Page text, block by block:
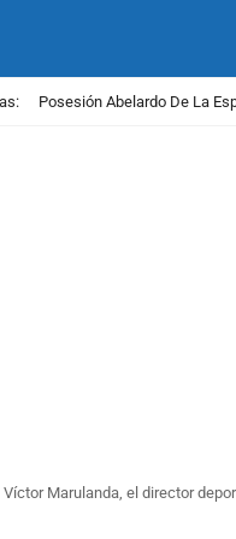
Posesión Abelardo De La
Víctor Marulanda, el director